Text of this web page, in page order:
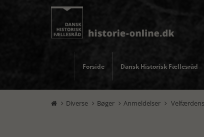
Forside Dansk Historisk Fællesråd
 Diverse  Bøger  Anmeldelser 